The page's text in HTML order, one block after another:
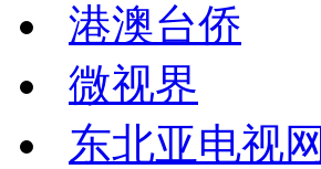
港澳台侨
微视界
东北亚电视网